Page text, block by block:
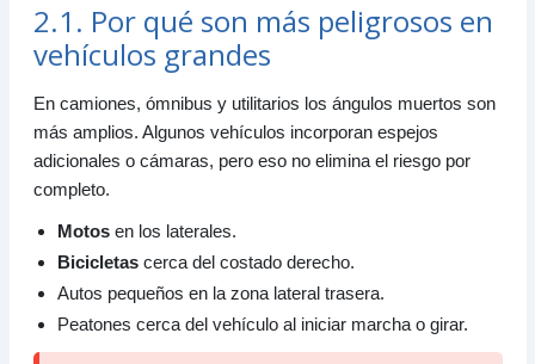
2.1. Por qué son más peligrosos en
vehículos grandes
En camiones, ómnibus y utilitarios los ángulos muertos son
más amplios. Algunos vehículos incorporan espejos
adicionales o cámaras, pero eso no elimina el riesgo por
completo.
Motosen los laterales.
Bicicletascerca del costado derecho.
Autos pequeños en la zona lateral trasera.
Peatones cerca del vehículo al iniciar marcha o girar.